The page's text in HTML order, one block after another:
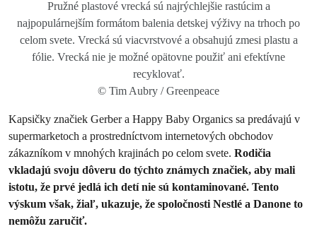
Pružné plastové vrecká sú najrýchlejšie rastúcim a
najpopulárnejším formátom balenia detskej výživy na trhoch po
celom svete. Vrecká sú viacvrstvové a obsahujú zmesi plastu a
fólie. Vrecká nie je možné opätovne použiť ani efektívne
recyklovať.
© Tim Aubry / Greenpeace
Kapsičky značiek Gerber a Happy Baby Organics sa predávajú v
supermarketoch a prostredníctvom internetových obchodov
zákazníkom v mnohých krajinách po celom svete. Rodičia
vkladajú svoju dôveru do týchto známych značiek, aby mali
istotu, že prvé jedlá ich detí nie sú kontaminované. Tento
výskum však, žiaľ, ukazuje, že spoločnosti Nestlé a Danone to
nemôžu zaručiť.